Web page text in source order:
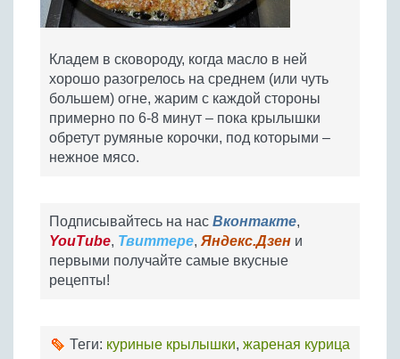
Кладем в сковороду, когда масло в ней
хорошо разогрелось на среднем (или чуть
большем) огне, жарим с каждой стороны
примерно по 6-8 минут – пока крылышки
обретут румяные корочки, под которыми –
нежное мясо.
Подписывайтесь на нас Вконтакте,
YouTube, Твиттере, Яндекс.Дзен и
первыми получайте самые вкусные
рецепты!
Теги: куриные крылышки, жареная курица